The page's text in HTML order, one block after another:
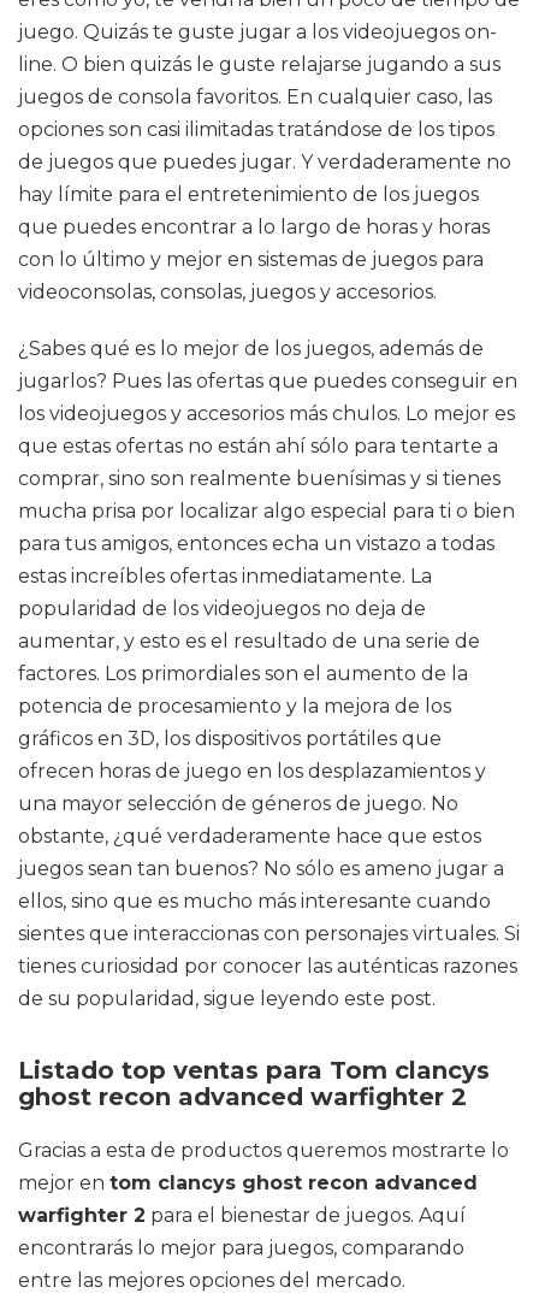
juego. Quizás te guste jugar a los videojuegos on-
line. O bien quizás le guste relajarse jugando a sus
juegos de consola favoritos. En cualquier caso, las
opciones son casi ilimitadas tratándose de los tipos
de juegos que puedes jugar. Y verdaderamente no
hay límite para el entretenimiento de los juegos
que puedes encontrar a lo largo de horas y horas
con lo último y mejor en sistemas de juegos para
videoconsolas, consolas, juegos y accesorios.
¿Sabes qué es lo mejor de los juegos, además de
jugarlos? Pues las ofertas que puedes conseguir en
los videojuegos y accesorios más chulos. Lo mejor es
que estas ofertas no están ahí sólo para tentarte a
comprar, sino son realmente buenísimas y si tienes
mucha prisa por localizar algo especial para ti o bien
para tus amigos, entonces echa un vistazo a todas
estas increíbles ofertas inmediatamente. La
popularidad de los videojuegos no deja de
aumentar, y esto es el resultado de una serie de
factores. Los primordiales son el aumento de la
potencia de procesamiento y la mejora de los
gráficos en 3D, los dispositivos portátiles que
ofrecen horas de juego en los desplazamientos y
una mayor selección de géneros de juego. No
obstante, ¿qué verdaderamente hace que estos
juegos sean tan buenos? No sólo es ameno jugar a
ellos, sino que es mucho más interesante cuando
sientes que interaccionas con personajes virtuales. Si
tienes curiosidad por conocer las auténticas razones
de su popularidad, sigue leyendo este post.
Listado top ventas para Tom clancys
ghost recon advanced warfighter 2
Gracias a esta de productos queremos mostrarte lo
mejor en tom clancys ghost recon advanced
warfighter 2 para el bienestar de juegos. Aquí
encontrarás lo mejor para juegos, comparando
entre las mejores opciones del mercado.